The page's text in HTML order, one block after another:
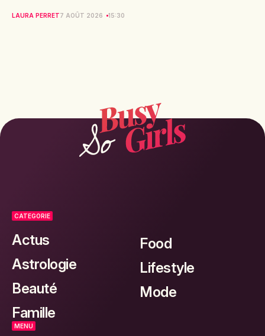
LAURA PERRET7 AOÛT 2026 15:30
CATEGORIE
Actus
Astrologie
Beauté
Famille
Food
Lifestyle
Mode
MENU